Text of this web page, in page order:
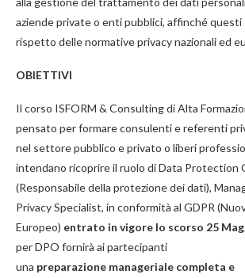
aziende private o enti pubblici, affinché
rispetto delle normative privacy nazionali ed
OBIETTIVI
Il corso ISFORM & Consulting di Alta
pensato per formare consulenti e referenti
nel settore pubblico e privato o liberi
intendano ricoprire il ruolo di Data Protection
(Responsabile della protezione dei dati),
Privacy Specialist, in conformità al GDPR
Europeo) entrato in vigore lo scorso 25
per DPO fornirà ai partecipanti
una preparazione manageriale completa e